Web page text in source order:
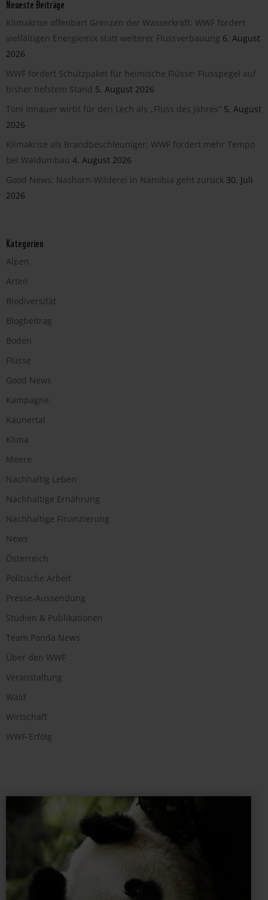
Neueste Beiträge
Klimakrise offenbart Grenzen der Wasserkraft: WWF fordert
vielfältigen Energiemix statt weiterer Flussverbauung 6. August
2026
WWF fordert Schutzpaket für heimische Flüsse: Flusspegel auf
bisher tiefstem Stand 5. August 2026
Toni Innauer wirbt für den Lech als „Fluss des Jahres“ 5. August
2026
Klimakrise als Brandbeschleuniger: WWF fordert mehr Tempo
bei Waldumbau 4. August 2026
Good News: Nashorn-Wilderei in Namibia geht zurück 30. Juli
2026
Kategorien
Alpen
Arten
Biodiversität
Blogbeitrag
Boden
Flüsse
Good News
Kampagne
Kaunertal
Klima
Meere
Nachhaltig Leben
Nachhaltige Ernährung
Nachhaltige Finanzierung
News
Österreich
Politische Arbeit
Presse-Aussendung
Studien & Publikationen
Team Panda News
Über den WWF
Veranstaltung
Wald
Wirtschaft
WWF-Erfolg